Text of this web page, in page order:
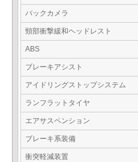
バックカメラ
頸部衝撃緩和ヘッドレスト
ABS
ブレーキアシスト
アイドリングストップシステム
ランフラットタイヤ
エアサスペンション
ブレーキ系装備
衝突軽減装置